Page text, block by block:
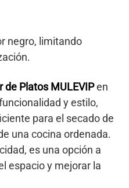
negro, limitando
de Platos MULEVIPen
y estilo,
para el secado de
una cocina ordenada.
es una opción a
espacio y mejorar la